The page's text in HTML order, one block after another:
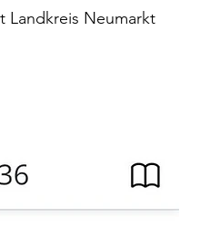
Landkreis Neumarkt